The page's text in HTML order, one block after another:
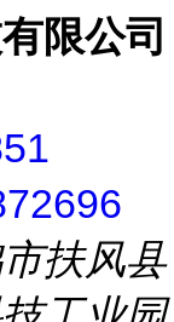
限公司
扶风县